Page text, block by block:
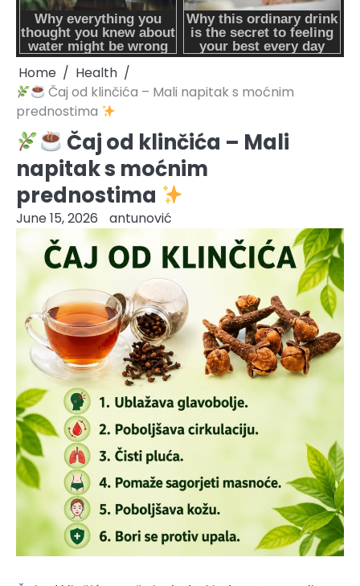
Home
Health
Čaj od klinčića – Mali napitak s moćnim
prednostima
Čaj od klinčića – Mali
napitak s moćnim
prednostima
June 15, 2026 antunović